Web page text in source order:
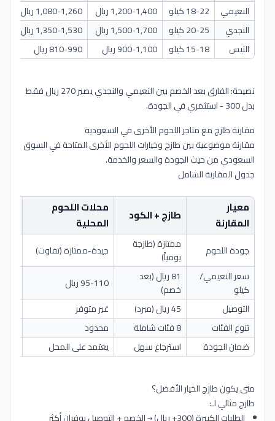
النعيمي 18-22 كيلو 1,200-1,400 ريال 1,080-1,260 ريال
النجدي
20-25 كيلو 1,500-1,700 ريال 1,350-1,530 ريال
التيس
15-18 كيلو 900-1,100 ريال 810-990 ريال
نصيحة: الفارق بعد الخصم بين النعيمي والنجدي يصير 270 ريال فقط
بدل 300 - استثمري في الجودة.
مقارنة طازج مع متاجر اللحوم الأخرى في السعودية
مقارنة موضوعية بين طازج وخيارات اللحوم الأخرى المتاحة في السوق
السعودي من حيث الجودة والسعر والخدمة.
جدول المقارنة الشامل
معيار
المقارنة
طازج + الكود
محلات اللحوم
المحلية
جودة اللحوم
ممتازة (طازجة
يومياً)
جيدة-ممتازة (تفاوت)
سعر النعيمي/
كيلو
81 ريال (بعد
خصم)
95-110 ريال
التوصيل
45 ريال (مبرد) غير متوفر
تنوع الفئات
8 فئات شاملة محدود
ضمان الجودة
استرجاع سهل يعتمد على المحل
متى يكون طازج الخيار الأفضل؟
طازج مثالي لـ:
الطلبات الكبيرة (300+ ريال) → الخصم + التوصيل يوفران أكثر